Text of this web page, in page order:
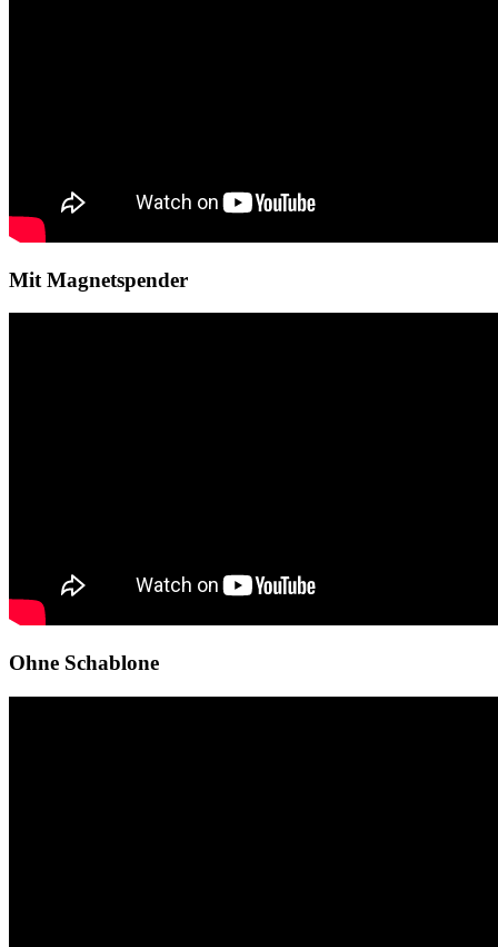
Mit Magnetspender
Ohne Schablone